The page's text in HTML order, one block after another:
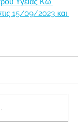
15/09/2023 και